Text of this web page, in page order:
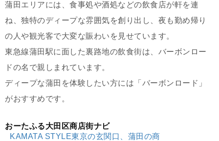
蒲田エリアには、食事処や酒処などの飲食店が軒を連
ね、独特のディープな雰囲気を創り出し、夜も勤め帰り
の人や観光客で大変な賑わいを見せています。
東急線蒲田駅に面した裏路地の飲食街は、バーボンロー
ドの名で親しまれています。
ディープな蒲田を体験したい方には「バーボンロード」
がおすすめです。
おーたふる大田区商店街ナビ
KAMATA STYLE東京の玄関口、蒲田の商